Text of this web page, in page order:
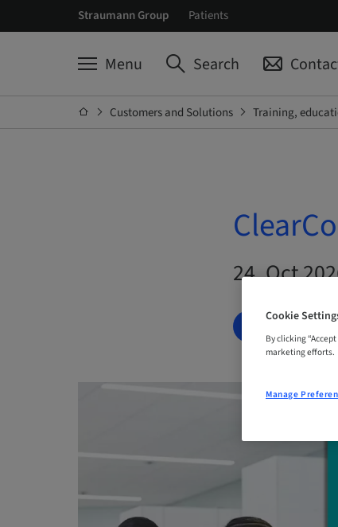
Straumann Group Patients
Menu Search
Customers and Solutions Training,
24. Oct
BOOK NOW
Cookie
By clicking
marketing efforts.
Manage